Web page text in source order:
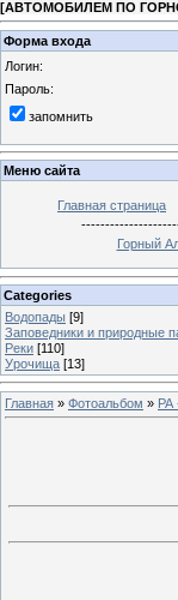
[АВТОМОБИЛЕМ ПО
Форма входа
Логин:
Пароль:
запомнить
Меню сайта
Главная страница
Горный
Categories
Водопады [9]
Заповедники и природные
Реки [110]
Урочища [13]
Главная » Фотоальбом » РА